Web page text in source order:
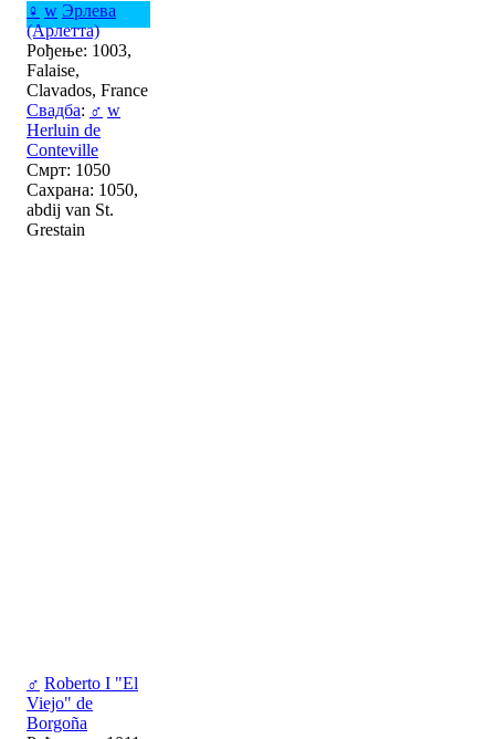
♀ w Эрлева
(Арлетта)
Рођење: 1003,
Falaise,
Clavados, France
Свадба: ♂ w
Herluin de
Conteville
Смрт: 1050
Сахрана: 1050,
abdij van St.
Grestain
♂ Roberto I "El
Viejo" de
Borgoña